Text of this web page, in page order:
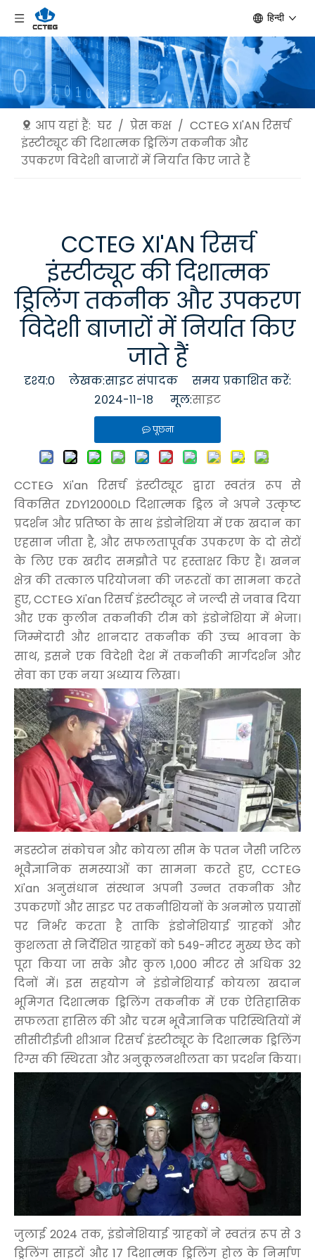
हिन्दी
आप यहां हैं: घर / प्रेस कक्ष / CCTEG XI'AN रिसर्च
इंस्टीट्यूट की दिशात्मक ड्रिलिंग तकनीक और
उपकरण विदेशी बाजारों में निर्यात किए जाते हैं
CCTEG XI'AN रिसर्च
इंस्टीट्यूट की दिशात्मक
ड्रिलिंग तकनीक और उपकरण
विदेशी बाजारों में निर्यात किए
जाते हैं
दृश्य:0 लेखक:साइट संपादक समय प्रकाशित करें:
२०२४-११-१८ मूल:साइट
पूछना
CCTEG Xi'an रिसर्च इंस्टीट्यूट द्वारा स्वतंत्र रूप से
विकसित ZDY12000LD दिशात्मक ड्रिल ने अपने उत्कृष्ट
प्रदर्शन और प्रतिष्ठा के साथ इंडोनेशिया में एक खदान का
एहसान जीता है, और सफलतापूर्वक उपकरण के दो सेटों
के लिए एक खरीद समझौते पर हस्ताक्षर किए हैं। खनन
क्षेत्र की तत्काल परियोजना की जरूरतों का सामना करते
हुए, CCTEG Xi'an रिसर्च इंस्टीट्यूट ने जल्दी से जवाब दिया
और एक कुलीन तकनीकी टीम को इंडोनेशिया में भेजा।
जिम्मेदारी और शानदार तकनीक की उच्च भावना के
साथ, इसने एक विदेशी देश में तकनीकी मार्गदर्शन और
सेवा का एक नया अध्याय लिखा।
मडस्टोन संकोचन और कोयला सीम के पतन जैसी जटिल
भूवैज्ञानिक समस्याओं का सामना करते हुए, CCTEG
Xi'an अनुसंधान संस्थान अपनी उन्नत तकनीक और
उपकरणों और साइट पर तकनीशियनों के अनमोल प्रयासों
पर निर्भर करता है ताकि इंडोनेशियाई ग्राहकों और
कुशलता से निर्देशित ग्राहकों को 549-मीटर मुख्य छेद को
पूरा किया जा सके और कुल 1,000 मीटर से अधिक 32
दिनों में। इस सहयोग ने इंडोनेशियाई कोयला खदान
भूमिगत दिशात्मक ड्रिलिंग तकनीक में एक ऐतिहासिक
सफलता हासिल की और चरम भूवैज्ञानिक परिस्थितियों में
सीसीटीईजी शीआन रिसर्च इंस्टीट्यूट के दिशात्मक ड्रिलिंग
रिग्स की स्थिरता और अनुकूलनशीलता का प्रदर्शन किया।
जुलाई 2024 तक, इंडोनेशियाई ग्राहकों ने स्वतंत्र रूप से 3
ड्रिलिंग साइटों और 17 दिशात्मक ड्रिलिंग होल के निर्माण